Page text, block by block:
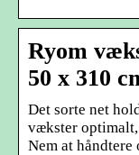
Ryom
50 x 310
Det sorte net
vækster optimalt,
Nem at håndtere